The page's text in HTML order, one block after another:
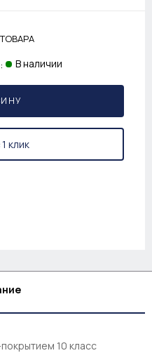
В наличии
клик
10 класс